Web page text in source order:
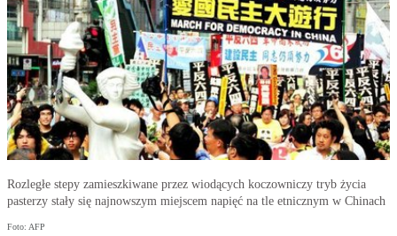
Rozległe stepy zamieszkiwane przez wiodących koczowniczy tryb życia
pasterzy stały się najnowszym miejscem napięć na tle etnicznym w Chinach
Foto: AFP